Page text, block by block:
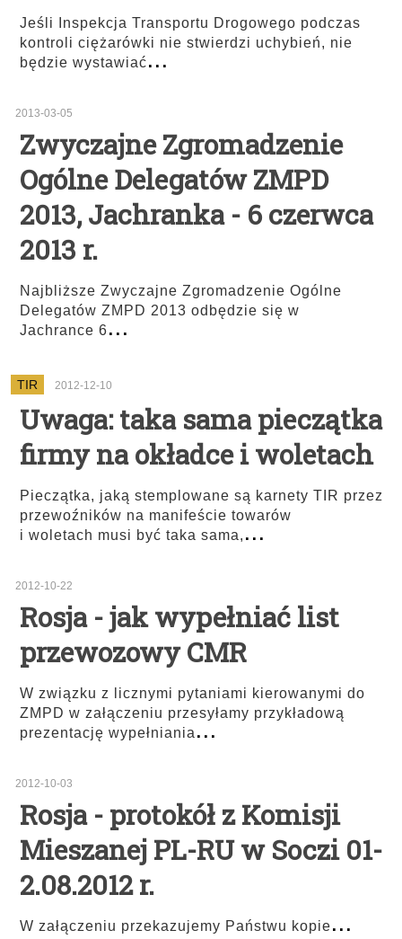
Jeśli Inspekcja Transportu Drogowego podczas
kontroli ciężarówki nie stwierdzi uchybień, nie
będzie wystawiać...
2013-03-05
Zwyczajne Zgromadzenie
Ogólne Delegatów ZMPD
2013, Jachranka - 6 czerwca
2013 r.
Najbliższe Zwyczajne Zgromadzenie Ogólne
Delegatów ZMPD 2013 odbędzie się w
Jachrance 6...
TIR 2012-12-10
Uwaga: taka sama pieczątka
firmy na okładce i woletach
Pieczątka, jaką stemplowane są karnety TIR przez
przewoźników na manifeście towarów
i woletach musi być taka sama, ...
2012-10-22
Rosja - jak wypełniać list
przewozowy CMR
W związku z licznymi pytaniami kierowanymi do
ZMPD w załączeniu przesyłamy przykładową
prezentację wypełniania...
2012-10-03
Rosja - protokół z Komisji
Mieszanej PL-RU w Soczi 01-
2.08.2012 r.
W załączeniu przekazujemy Państwu kopie...